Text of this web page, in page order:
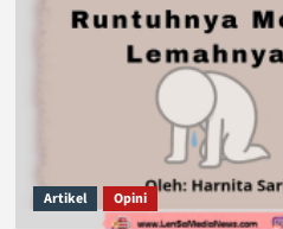
Artikel Opini